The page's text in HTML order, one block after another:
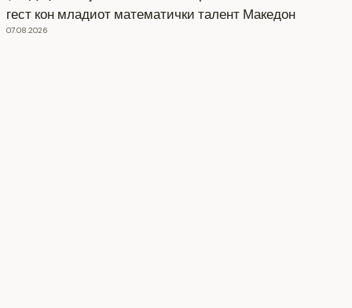
гест кон младиот математички талент Македон
07.08.2026